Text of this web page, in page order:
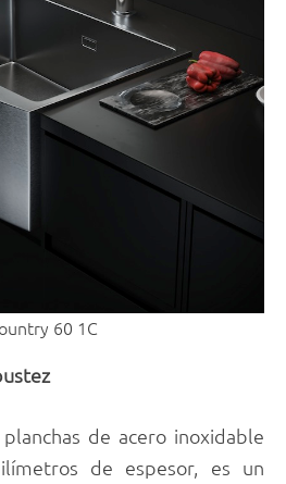
60 1C
de acero inoxidable
de espesor, es un